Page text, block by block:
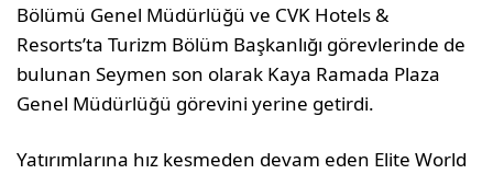
Bölümü Genel Müdürlüğü ve CVK Hotels &
Resorts’ta Turizm Bölüm Başkanlığı görevlerinde de
bulunan Seymen son olarak Kaya Ramada Plaza
Genel Müdürlüğü görevini yerine getirdi.
Yatırımlarına hız kesmeden devam eden Elite World